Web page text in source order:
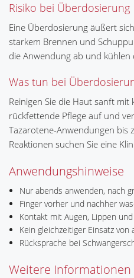
Risiko bei Überdosierung
Eine Überdosierung äußert
starkem Brennen und
die Anwendung ab und kühlen
Was tun bei
Reinigen Sie die Haut sanft mit
rückfettende Pflege auf und
Tazarotene-Anwendungen bis
Reaktionen suchen Sie eine
Anwendungshinweise
Nur abends anwenden, nach
Finger vorher und nachher
Kontakt mit Augen, Lippen
Kein gleichzeitiger Einsatz von
Rücksprache bei
Weitere Informationen